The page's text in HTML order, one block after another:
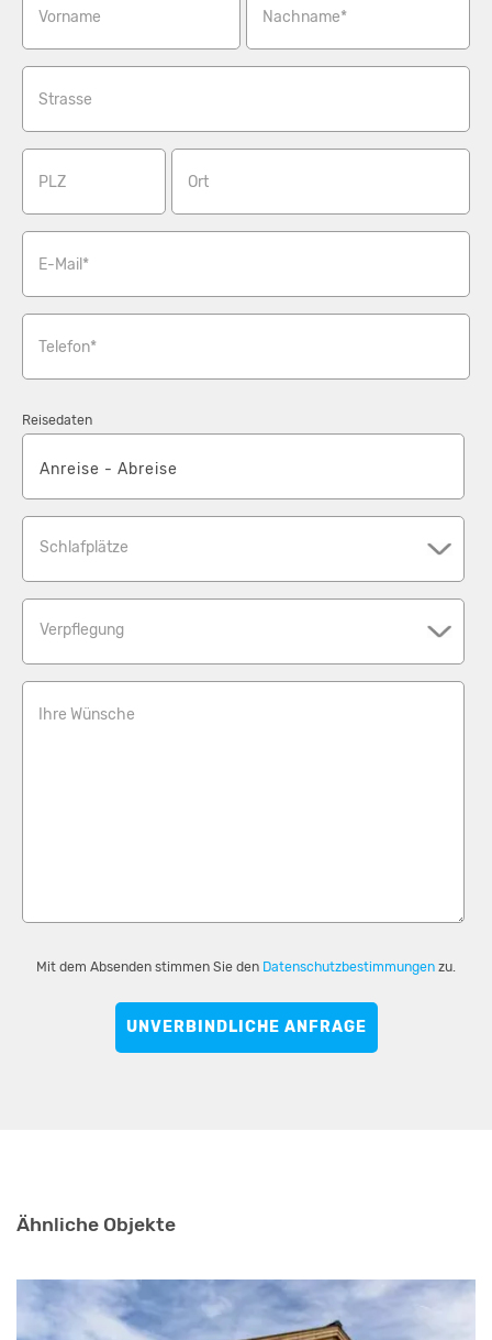
Vorname Nachname*
Strasse
PLZ Ort
E-Mail*
Telefon*
Reisedaten
Schlafplätze
Verpflegung
Ihre Wünsche
Mit dem Absenden stimmen Sie den Datenschutzbestimmungen zu.
UNVERBINDLICHE ANFRAGE
Ähnliche Objekte